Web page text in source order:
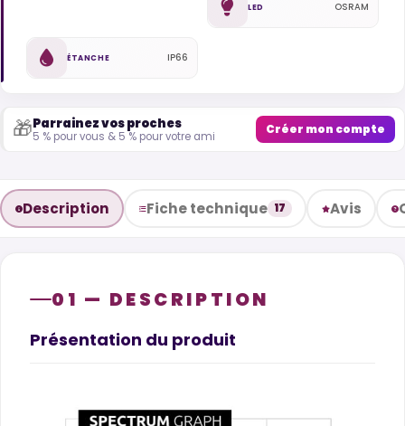
LED OSRAM
ÉTANCHE IP66
🎁Parrainez vos proches
5 % pour vous & 5 % pour votre ami Créer mon compte
Description Fiche technique 17 Avis
01 — DESCRIPTION
Présentation du produit